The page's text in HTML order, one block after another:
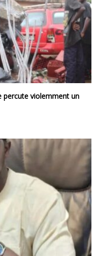
percute violemment un